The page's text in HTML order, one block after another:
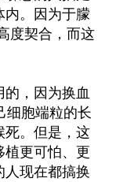
内。因为于朦
度契合，而这
，因为换血
细胞端粒的长
死。但是，这
植更可怕、更
人现在都搞换